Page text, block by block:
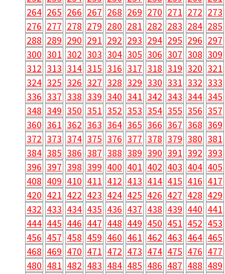
264 265 266 267 268 269 270 271 272 273
276 277 278 279 280 281 282 283 284 285
288 289 290 291 292 293 294 295 296 297
300 301 302 303 304 305 306 307 308 309
312 313 314 315 316 317 318 319 320 321
324 325 326 327 328 329 330 331 332 333
336 337 338 339 340 341 342 343 344 345
348 349 350 351 352 353 354 355 356 357
360 361 362 363 364 365 366 367 368 369
372 373 374 375 376 377 378 379 380 381
384 385 386 387 388 389 390 391 392 393
396 397 398 399 400 401 402 403 404 405
408 409 410 411 412 413 414 415 416 417
420 421 422 423 424 425 426 427 428 429
432 433 434 435 436 437 438 439 440 441
444 445 446 447 448 449 450 451 452 453
456 457 458 459 460 461 462 463 464 465
468 469 470 471 472 473 474 475 476 477
480 481 482 483 484 485 486 487 488 489